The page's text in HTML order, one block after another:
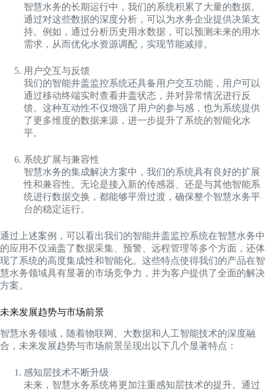
智慧水务的长期运行中，我们的系统积累了大量的数据。
通过对这些数据的深度分析，可以为水务企业提供决策支
持。例如，通过分析历史用水数据，可以预测未来的用水
需求，从而优化水资源调配，实现节能减排。
用户交互与反馈
我们的智能井盖监控系统还具备用户交互功能，用户可以
通过移动终端实时查看井盖状态，并对异常情况进行反
馈。这种互动性不仅增强了用户的参与感，也为系统提供
了更多维度的数据来源，进一步提升了系统的智能化水
平。
系统扩展与兼容性
智慧水务的集成解决方案中，我们的系统具有良好的扩展
性和兼容性。无论是接入新的传感器、还是与其他智能系
统进行数据交换，都能够平滑过渡，确保整个智慧水务平
台的稳定运行。
通过上述案例，可以看出我们的智能井盖监控系统在智慧水务中
的应用不仅涵盖了数据采集、预警、远程管理等多个方面，还体
现了系统的高度集成性和智能化。这些特点使得我们的产品在智
慧水务领域具有显著的市场竞争力，并为客户提供了全面的解决
方案。
未来发展趋势与市场前景
智慧水务领域，随着物联网、大数据和人工智能技术的深度融
合，未来发展趋势与市场前景呈现出以下几个显著特点：
感知层技术不断升级
未来，智慧水务系统将更加注重感知层技术的提升。通过